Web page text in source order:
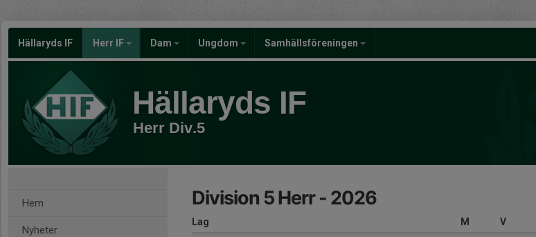
Hällaryds IF Herr IF Dam Ungdom Samhällsföreningen
Hällaryds IF
Herr Div.5
Hem
Nyheter
Division 5 Herr - 2026
Lag M V